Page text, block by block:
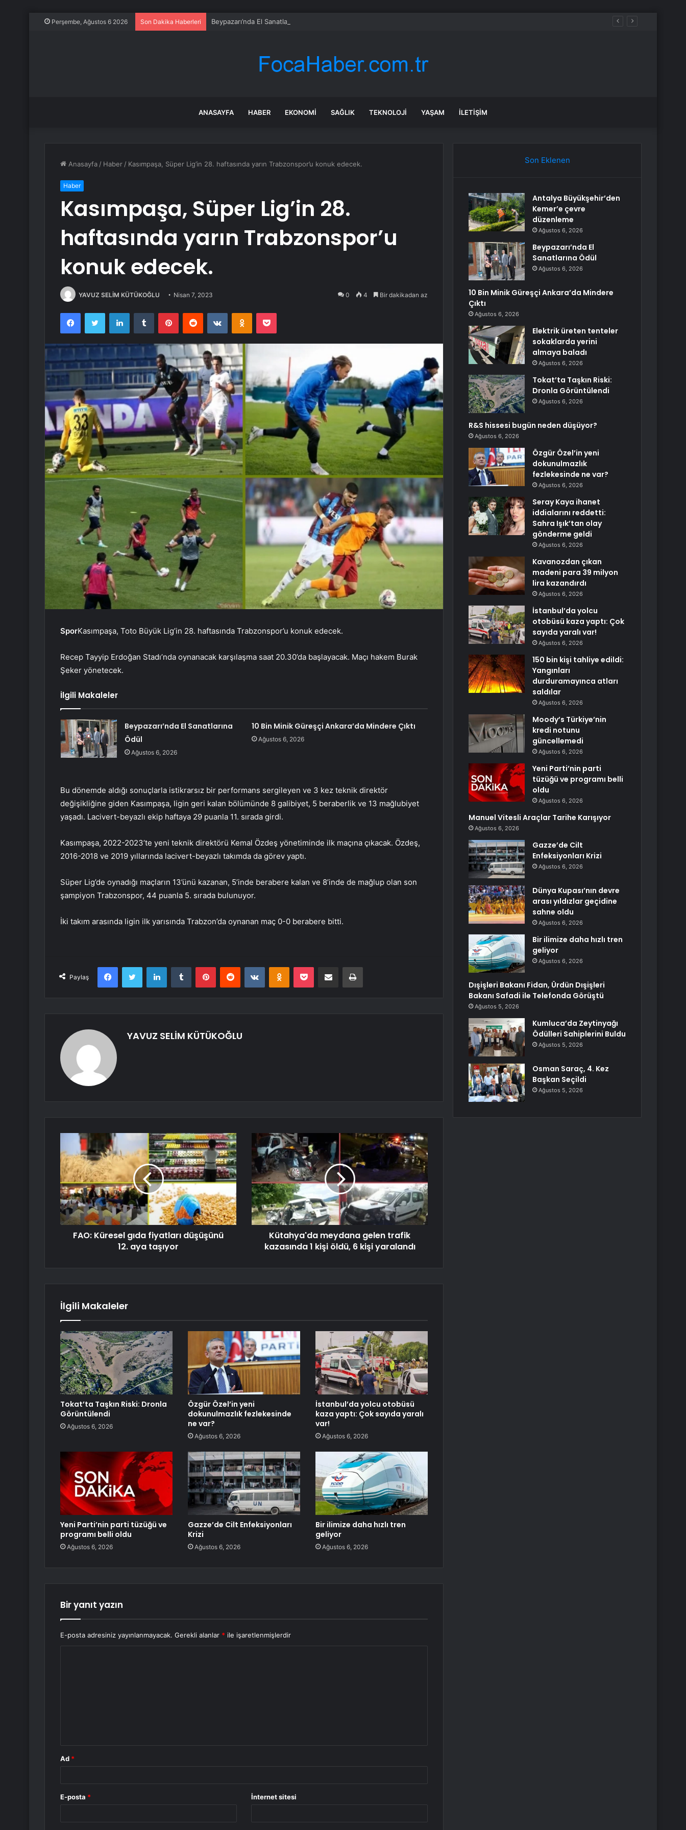
Perşembe, Ağustos 6 2026 Son Dakika Haberleri Beypazarı’nda El Sanatlarına Ödül
ANASAYFA HABER EKONOMI SAĞLIK TEKNOLOJI YAŞAM İLETIŞIM
Anasayfa / Haber / Kasımpaşa, Süper Lig’in 28. haftasında yarın Trabzonspor’u konuk edecek.
Haber
Kasımpaşa, Süper Lig’in 28.
haftasında yarın Trabzonspor’u
konuk edecek.
YAVUZ SELİM KÜTÜKOĞLU Nisan 7, 2023 0 4 Bir dakikadan az
FacebookTwitter LinkedInTumblr PinterestReddit VKontakteOdnoklassniki
Pocket
SporKasımpaşa, Toto Büyük Lig’in 28. haftasında Trabzonspor’u konuk edecek.
Recep Tayyip Erdoğan Stadı’nda oynanacak karşılaşma saat 20.30’da başlayacak. Maçı hakem Burak
Şeker yönetecek.
İlgili Makaleler
Beypazarı’nda El Sanatlarına
Ödül
Ağustos 6, 2026
10 Bin Minik Güreşçi Ankara’da Mindere Çıktı
Ağustos 6, 2026
Bu dönemde aldığı sonuçlarla istikrarsız bir performans sergileyen ve 3 kez teknik direktör
değişikliğine giden Kasımpaşa, ligin geri kalan bölümünde 8 galibiyet, 5 beraberlik ve 13 mağlubiyet
yaşadı. Lacivert-beyazlı ekip haftaya 29 puanla 11. sırada girdi.
Kasımpaşa, 2022-2023’te yeni teknik direktörü Kemal Özdeş yönetiminde ilk maçına çıkacak. Özdeş,
2016-2018 ve 2019 yıllarında lacivert-beyazlı takımda da görev yaptı.
Süper Lig’de oynadığı maçların 13’ünü kazanan, 5’inde berabere kalan ve 8’inde de mağlup olan son
şampiyon Trabzonspor, 44 puanla 5. sırada bulunuyor.
İki takım arasında ligin ilk yarısında Trabzon’da oynanan maç 0-0 berabere bitti.
Paylaş
FacebookTwitter LinkedInTumblr PinterestReddit VKontakteOdnoklassniki
Pocket E-Posta ile paylaş Yazdır
YAVUZ SELİM KÜTÜKOĞLU
FAO: Küresel gıda fiyatları düşüşünü
12. aya taşıyor
Kütahya'da meydana gelen trafik
kazasında 1 kişi öldü, 6 kişi yaralandı
İlgili Makaleler
Tokat’ta Taşkın Riski: Dronla
Görüntülendi
Ağustos 6, 2026
Özgür Özel’in yeni
dokunulmazlık fezlekesinde
ne var?
Ağustos 6, 2026
İstanbul’da yolcu otobüsü
kaza yaptı: Çok sayıda yaralı
var!
Ağustos 6, 2026
Yeni Parti’nin parti tüzüğü ve
programı belli oldu
Ağustos 6, 2026
Gazze’de Cilt Enfeksiyonları
Krizi
Ağustos 6, 2026
Bir ilimize daha hızlı tren
geliyor
Ağustos 6, 2026
Bir yanıt yazın
E-posta adresiniz yayınlanmayacak. Gerekli alanlar * ile işaretlenmişlerdir
Ad *
E-posta * İnternet sitesi
Son Eklenen
Antalya Büyükşehir’den
Kemer’e çevre
düzenleme
Ağustos 6, 2026
Beypazarı’nda El
Sanatlarına Ödül
Ağustos 6, 2026
10 Bin Minik Güreşçi Ankara’da Mindere
Çıktı
Ağustos 6, 2026
Elektrik üreten tenteler
sokaklarda yerini
almaya baladı
Ağustos 6, 2026
Tokat’ta Taşkın Riski:
Dronla Görüntülendi
Ağustos 6, 2026
R&S hissesi bugün neden düşüyor?
Ağustos 6, 2026
Özgür Özel’in yeni
dokunulmazlık
fezlekesinde ne var?
Ağustos 6, 2026
Seray Kaya ihanet
iddialarını reddetti:
Sahra Işık’tan olay
gönderme geldi
Ağustos 6, 2026
Kavanozdan çıkan
madeni para 39 milyon
lira kazandırdı
Ağustos 6, 2026
İstanbul’da yolcu
otobüsü kaza yaptı: Çok
sayıda yaralı var!
Ağustos 6, 2026
150 bin kişi tahliye edildi:
Yangınları
durduramayınca atları
saldılar
Ağustos 6, 2026
Moody’s Türkiye’nin
kredi notunu
güncellemedi
Ağustos 6, 2026
Yeni Parti’nin parti
tüzüğü ve programı belli
oldu
Ağustos 6, 2026
Manuel Vitesli Araçlar Tarihe Karışıyor
Ağustos 6, 2026
Gazze’de Cilt
Enfeksiyonları Krizi
Ağustos 6, 2026
Dünya Kupası’nın devre
arası yıldızlar geçidine
sahne oldu
Ağustos 6, 2026
Bir ilimize daha hızlı tren
geliyor
Ağustos 6, 2026
Dışişleri Bakanı Fidan, Ürdün Dışişleri
Bakanı Safadi ile Telefonda Görüştü
Ağustos 5, 2026
Kumluca’da Zeytinyağı
Ödülleri Sahiplerini Buldu
Ağustos 5, 2026
Osman Saraç, 4. Kez
Başkan Seçildi
Ağustos 5, 2026